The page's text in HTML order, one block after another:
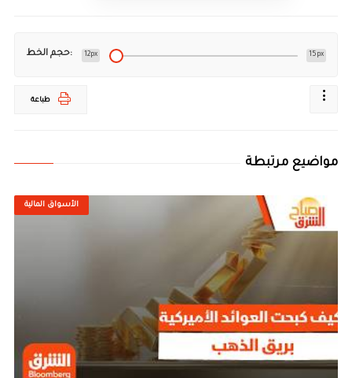
حجم الخط: 12px 15px
طباعة
مواضيع مرتبطة
الأسواق المالية